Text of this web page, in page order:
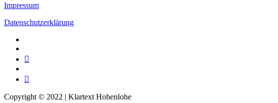
Impressum
Datenschutzerklärung
Copyright © 2022 | Klartext Hohenlohe